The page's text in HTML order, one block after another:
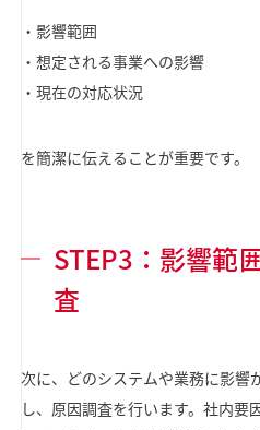
・影響範囲
・想定される事業への影響
・現在の対応状況
を簡潔に伝えることが重要です。
STEP3：影響範
査
次に、どのシステムや業務に影響
し、原因調査を行います。社内要